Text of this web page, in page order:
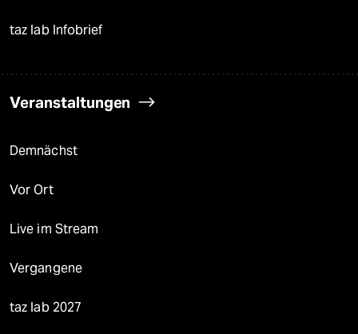
taz lab Infobrief
Veranstaltungen
Demnächst
Vor Ort
Live im Stream
Vergangene
taz lab 2027